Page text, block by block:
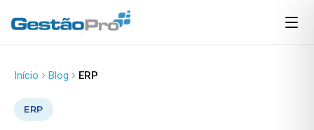
Início Blog ERP
ERP